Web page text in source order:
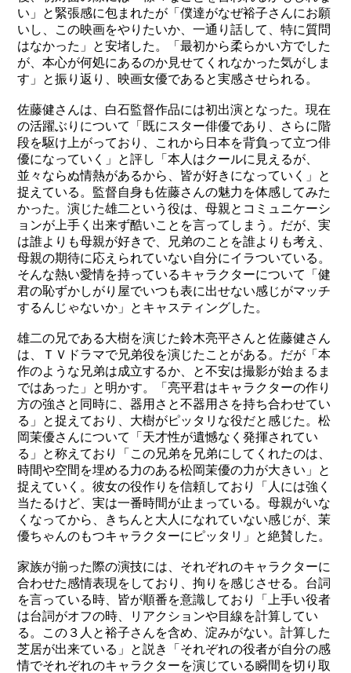
い」と緊張感に包まれたが「僕達がなぜ裕子さんにお願
いし、この映画をやりたいか、一通り話して、特に質問
はなかった」と安堵した。「最初から柔らかい方でした
が、本心が何処にあるのか見せてくれなかった気がしま
す 」と振り返り、映画女優であると実感させられる。
佐藤健さんは、白石監督作品には初出演となった。現在
の活躍ぶりについて「既にスター俳優であり、さらに階
段を駆け上がっており、これから日本を背負って立つ俳
優になっていく」と評し「本人はクールに見えるが、
並々ならぬ情熱があるから、皆が好きになってい く
」と
捉えている。監督自身も佐藤さんの魅力を体感してみた
かった。演じた雄二という役は、母親とコミュニケーシ
ョンが上手く出来ず酷いことを言ってしまう。だが、実
は誰よりも母親が好きで、兄弟のことを誰よりも考え、
母親の期待に応えられていない自分にイラついている。
そんな熱い愛情を持っているキャラクターについて「健
君の恥ずかしがり屋でいつも表に出せない感じがマッチ
するんじゃないか」とキャスティングした。
雄二の兄である大樹を演じた鈴木亮平さんと佐藤健さん
は、ＴＶドラマで兄弟役を演じたことがある。だが「本
作のような兄弟は成立するか、と不安は撮影が始まるま
ではあった」と明かす。「亮平君はキャラクターの作り
方の強さと同時に、器用さと不器用さを持ち合わせてい
る」と捉えており、大樹がピッタリな役だと感じた。松
岡茉優さんについて「天才性が遺憾なく発揮されてい
る」と称えており「この兄弟を兄弟にしてくれたのは
時間や空間を埋める力のある松岡茉優の力が大きい」と
捉えていく。彼女の役作りを信頼しており「人には強く
当たるけど、実は一番時間が止まっている。母親がいな
くなってから、きちんと大人になれていない感じが 、茉
優ちゃんのもつキャラクターにピッタリ」と絶賛した。
家族が揃った際の演技には、それぞれのキャラクターに
合わせた感情表現をしており、拘りを感じさせる。台詞
を言っている時、皆が順番を意識しており「上手い役者
は台詞がオフの時、リアクションや目線を計算してい
る。この３人と裕子さんを含め、淀みがない。計算した
芝居が出来ている」と説き「それぞれの役者が自分の感
情でそれぞれのキャラクターを演じている瞬間を切り取